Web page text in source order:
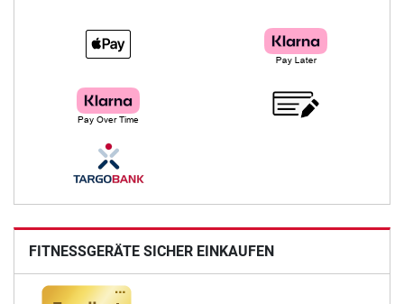
FITNESSGERÄTE SICHER EINKAUFEN